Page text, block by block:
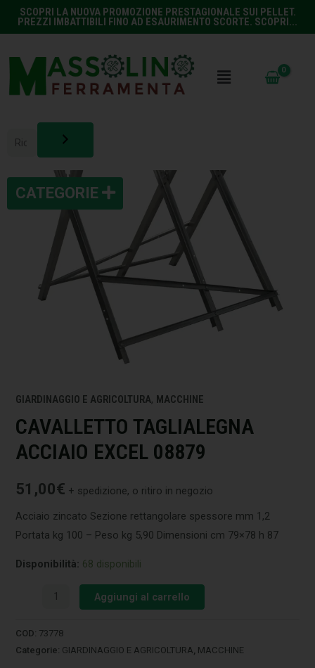
SCOPRI LA NUOVA PROMOZIONE PRESTAGIONALE SUI PELLET.
PREZZI IMBATTIBILI FINO AD ESAURIMENTO SCORTE. SCOPRI...
GIARDINAGGIO E AGRICOLTURA, MACCHINE
CAVALLETTO TAGLIALEGNA
ACCIAIO EXCEL 08879
51,00€ + spedizione, o ritiro in negozio
Acciaio zincato Sezione rettangolare spessore mm 1,2
Portata kg 100 – Peso kg 5,90 Dimensioni cm 79×78 h 87
Disponibilità: 68 disponibili
Aggiungi al carrello
COD: 73778
Categorie: GIARDINAGGIO E AGRICOLTURA MACCHINE